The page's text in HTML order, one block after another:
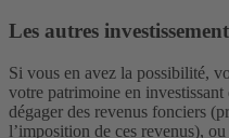
Les autres
Si vous en avez la possibilité,
votre patrimoine en
dégager des revenus fonciers
l’imposition de ces revenus),